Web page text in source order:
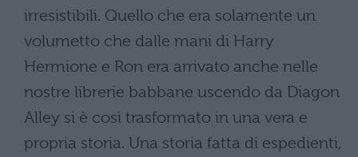
irresistibili. Quello che era solamente un
volumetto che dalle mani di Harry
Hermione e Ron era arrivato anche nelle
nostre librerie babbane uscendo da Diagon
Alley si è così trasformato in una vera e
propria storia. Una storia fatta di espedienti,